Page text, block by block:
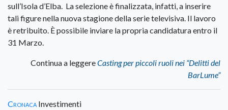
sull’Isola d’Elba. La selezione è finalizzata, infatti, a inserire
tali figure nella nuova stagione della serie televisiva. Il lavoro
è retribuito. È possibile inviare la propria candidatura entro il
31 Marzo.
Continua a leggereCasting per piccoli ruoli nei “Delitti del
BarLume”
Cronaca Investimenti